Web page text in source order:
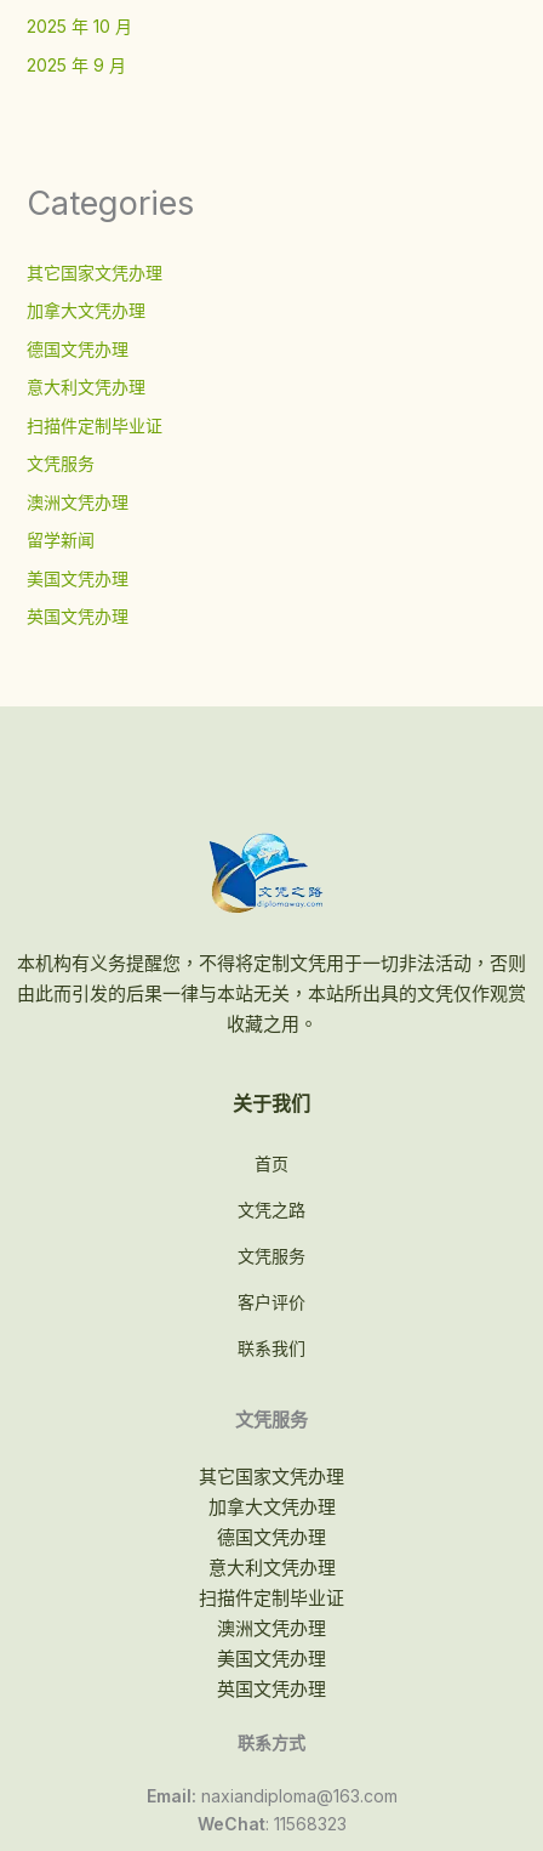
2025 年 10 月
2025 年 9 月
Categories
其它国家文凭办理
加拿大文凭办理
德国文凭办理
意大利文凭办理
扫描件定制毕业证
文凭服务
澳洲文凭办理
留学新闻
美国文凭办理
英国文凭办理
本机构有义务提醒您，不得将定制文凭用于一切非法活动，否则
由此而引发的后果一律与本站无关，本站所出具的文凭仅作观赏
收藏之用。
关于我们
首页
文凭之路
文凭服务
客户评价
联系我们
文凭服务
其它国家文凭办理
加拿大文凭办理
德国文凭办理
意大利文凭办理
扫描件定制毕业证
澳洲文凭办理
美国文凭办理
英国文凭办理
联系方式
Email: naxiandiploma@163.com
WeChat: 11568323